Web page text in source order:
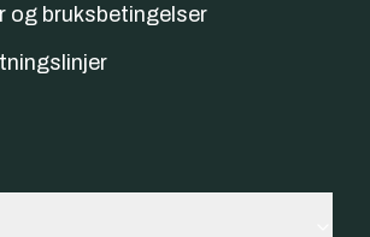
og bruksbetingelser